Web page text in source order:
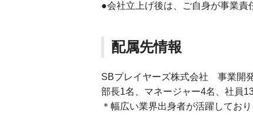
●会社立上げ後は、ご自身が事業責
配属先情報
SBプレイヤーズ株式会社 事業開
部長1名、マネージャー4名、社員
＊幅広い業界出身者が活躍しており